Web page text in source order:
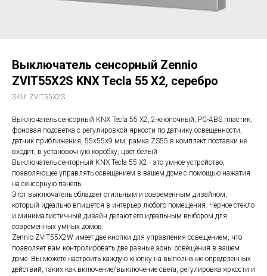
Выключатель сенсорный Zennio
ZVIT55X2S KNX Tecla 55 X2, серебро
SKU: ZVIT55X2S
Выключатель сенсорный KNX Tecla 55 X2, 2-кнопочный, PC-ABS пластик,
фоновая подсветка с регулировкой яркости по датчику освещенности,
датчик приближения, 55х55х9 мм, рамка ZS55 в комплект поставки не
входит, в установочную коробку, цвет белый
Выключатель сенторный KNX Tecla 55 X2 - это умное устройство,
позволяющее управлять освещением в вашем доме с помощью нажатия
на сенсорную панель.
Этот выключатель обладает стильным и современным дизайном,
который идеально впишется в интерьер любого помещения. Черное стекло
и минималистичный дизайн делают его идеальным выбором для
современных умных домов.
Zennio ZVIT55X2W имеет две кнопки для управления освещением, что
позволяет вам контролировать две разные зоны освещения в вашем
доме. Вы можете настроить каждую кнопку на выполнение определенных
действий, таких как включение/выключение света, регулировка яркости и